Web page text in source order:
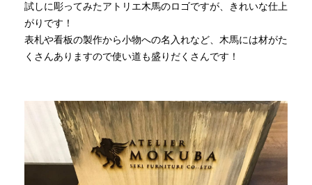
試しに彫ってみたアトリエ木馬のロゴですが、きれいな仕上
がりです！
表札や看板の製作から小物への名入れなど、木馬には材がた
くさんありますので使い道も盛りだくさんです！